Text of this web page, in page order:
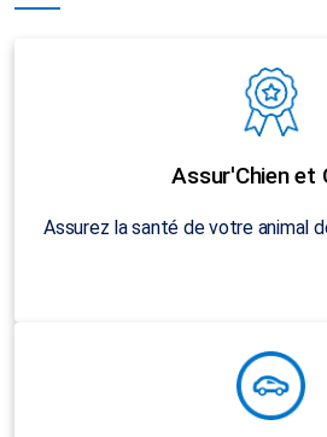
Assur'Chien et
Assurez la santé de votre animal